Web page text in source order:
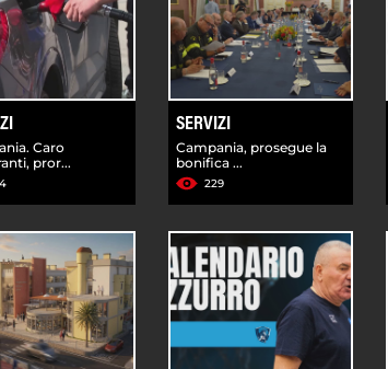
Caro
pror...
SERVIZI
Campania, prosegue la
bonifica ...
229